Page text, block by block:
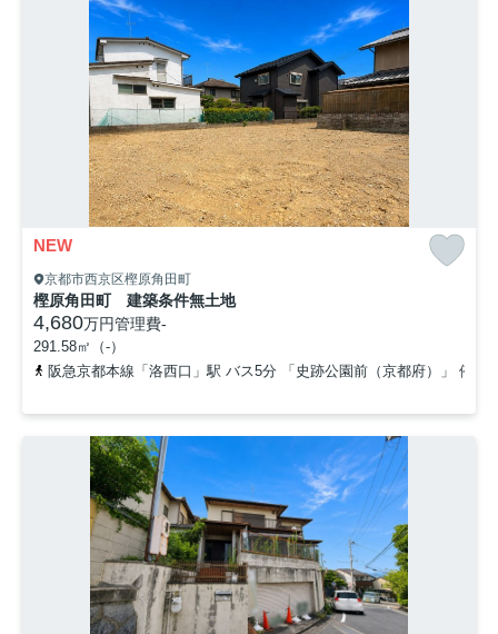
NEW
京都市西京区樫原角田町
樫原角田町 建築条件無土地
4,680万円管理費-
291.58㎡（-）
阪急京都本線「洛西口」駅 バス5分 「史跡公園前（京都府）」 停歩